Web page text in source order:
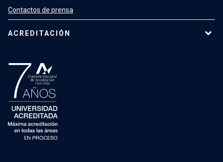
Contactos de prensa
ACREDITACIÓN